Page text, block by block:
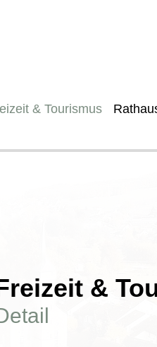
& Tourismus
&